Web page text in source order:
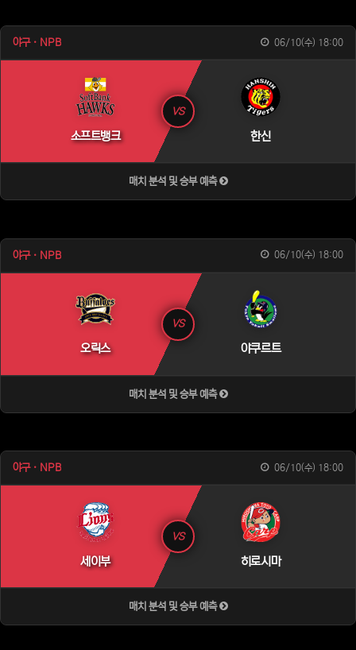
야구 · NPB 06/10(수) 18:00
소프트뱅크
VS
한신
매치 분석 및 승부 예측
야구 · NPB 06/10(수) 18:00
오릭스
VS
야쿠르트
매치 분석 및 승부 예측
야구 · NPB 06/10(수) 18:00
세이부
VS
히로시마
매치 분석 및 승부 예측